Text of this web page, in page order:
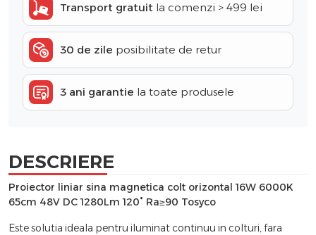
Transport gratuit la comenzi > 499 lei
30 de zile posibilitate de retur
3 ani garantie la toate produsele
DESCRIERE
Proiector liniar sina magnetica colt orizontal 16W 6000K
65cm 48V DC 1280Lm 120° Ra≥90 Tosyco
Este solutia ideala pentru iluminat continuu in colturi, fara